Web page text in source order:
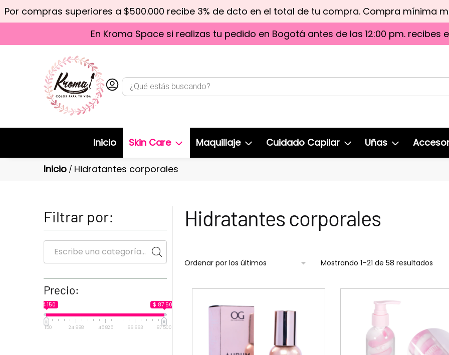
Por compras superiores a $500.000 recibe 3% de dcto en el total de tu compra. Compra mínima
En Kroma Space si realizas tu pedido en Bogotá antes de las 12:00 pm. recibes
Inicio Skin Care Maquillaje Cuidado Capilar Uñas
Inicio / Hidratantes corporales
Hidratantes corporales
Mostrando 1–21 de 58 resultados
Filtrar por:
Precio:
$ 4 150 $ 87 500
4 150 24 988 45 825 66 663 87 500